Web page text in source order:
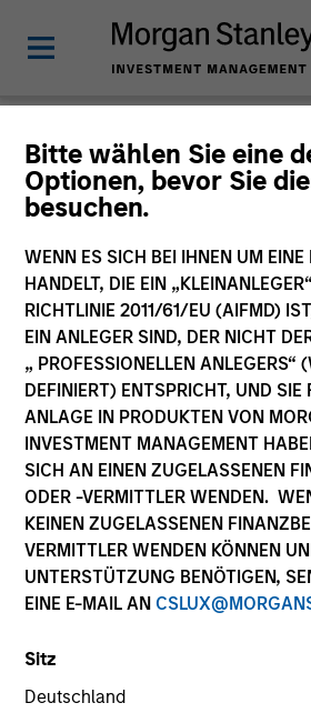
Bitte wählen Sie eine
Optionen, bevor Sie
besuchen.
WENN ES SICH BEI IHNEN UM EINE
HANDELT, DIE EIN
RICHTLINIE 2011/61/EU (AIFMD)
EIN ANLEGER SIND, DER NICHT
„ PROFESSIONELLEN ANLEGERS“
DEFINIERT) ENTSPRICHT, UND SIE
ANLAGE IN PRODUKTEN VON
INVESTMENT MANAGEMENT
SICH AN EINEN ZUGELASSENEN
ODER -VERMITTLER WENDEN.
KEINEN ZUGELASSENEN
VERMITTLER WENDEN KÖNNEN
UNTERSTÜTZUNG BENÖTIGEN,
EINE E-MAIL AN
Sitz
Deutschland
Glossar
0-9
1-DAY AND 7-DAY NET CURRENT
are not reinvested in the fund